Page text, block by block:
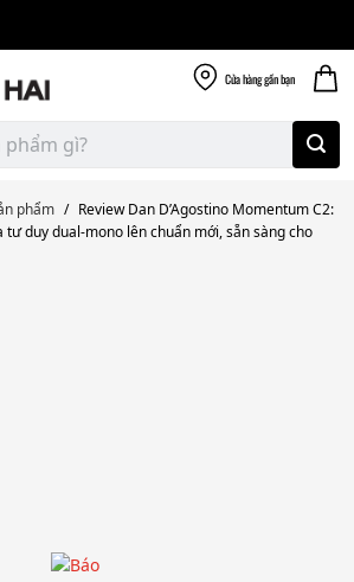
Cửa hànggần bạn
phẩm / Review Dan D’Agostino Momentum C2:
tư duy dual-mono lên chuẩn mới, sẵn sàng cho